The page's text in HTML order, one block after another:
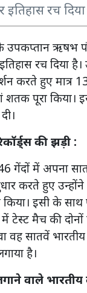
रच दिया
उपकप्तान ऋषभ
रच दिया है।
करते हुए मात्र
शतक पूरा किया।
की झड़ी :
गेंदों में अपना
करते हुए
इसी के साथ
टेस्ट मैच की
वह सातवें भारतीय
है।
वाले